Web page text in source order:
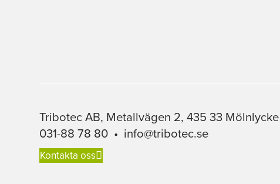
Tribotec AB, Metallvägen 2, 435 33 Mölnlycke
031-88 78 80 • info@tribotec.se
Kontakta oss